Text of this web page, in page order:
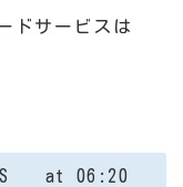
ドサービスは
at 06:20